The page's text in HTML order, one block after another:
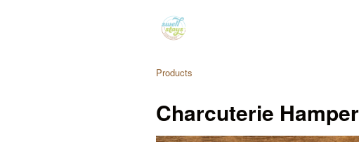
Products
Charcuterie Hamper